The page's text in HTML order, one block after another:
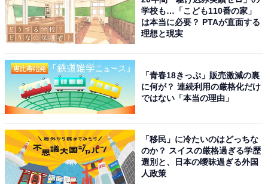
学校も…「こども110番の家」
は本当に必要？ PTAが直面する
理想と現実
「青春18きっぷ」販売激減の裏
に何が？ 連続利用の厳格化だけ
ではない「本当の理由」
「移民」に冷たいのはどっちな
のか？ スイスの厳格過ぎる学歴
選別と、日本の曖昧過ぎる外国
人政策